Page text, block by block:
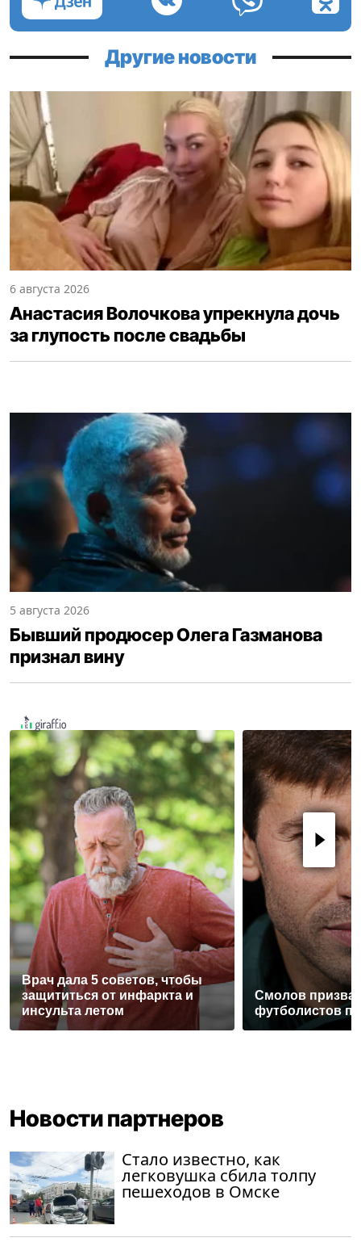
Другие новости
6 августа 2026
Анастасия Волочкова упрекнула дочь
за глупость после свадьбы
5 августа 2026
Бывший продюсер Олега Газманова
признал вину
Врач дала 5 советов, чтобы
защититься от инфаркта и
инсульта летом
Смолов
футболистов
Новости партнеров
Стало известно, как
легковушка сбила толпу
пешеходов в Омске